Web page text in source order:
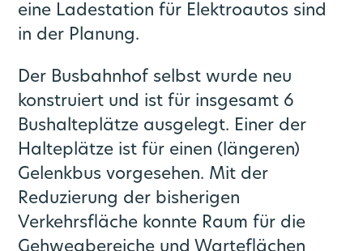
eine Ladestation für Elektroautos sind
in der Planung.
Der Busbahnhof selbst wurde neu
konstruiert und ist für insgesamt 6
Bushalteplätze ausgelegt. Einer der
Halteplätze ist für einen (längeren)
Gelenkbus vorgesehen. Mit der
Reduzierung der bisherigen
Verkehrsfläche konnte Raum für die
Gehwegbereiche und Warteflächen